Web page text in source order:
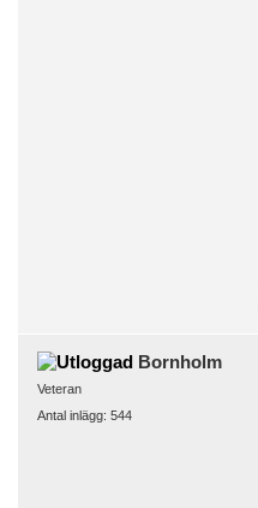
Bornholm
Veteran
Antal inlägg: 544